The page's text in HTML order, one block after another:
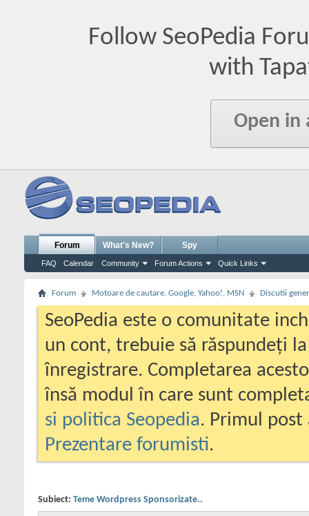
Follow SeoPedia
with
Open in
Forum
FAQ Calendar Community Forum Actions Quick Links
What's New? Spy
Forum Motoare de cautare. Google, Yahoo!, MSN Discutii
SeoPedia este o comunitate
un cont, trebuie să răspundeți
înregistrare. Completarea
însă modul în care sunt
si politica Seopedia. Primul
Prezentare forumisti.
Subiect: Teme Wordpress Sponsorizate..